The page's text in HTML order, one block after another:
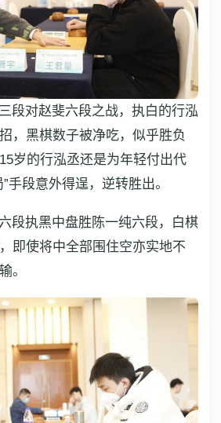
段对赵斐六段之战，执白的行泓
，黑棋数子被净吃，似乎胜负
岁的行泓丞还是为年轻付出代
手段意外得逞，逆转胜出。
段执黑中盘胜陈一纯六段，白棋
即使将中全部围住空亦实地不
。